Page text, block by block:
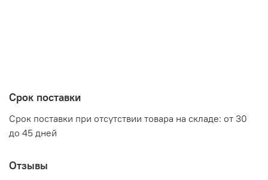
Мебельная фабрика MOBI
Срок поставки
Срок поставки при отсутствии товара на складе: от 30
до 45 дней
Отзывы